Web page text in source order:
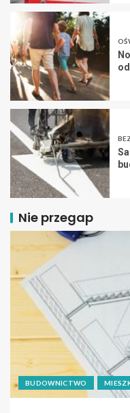
Nie przegap
BUDOWNICTWO